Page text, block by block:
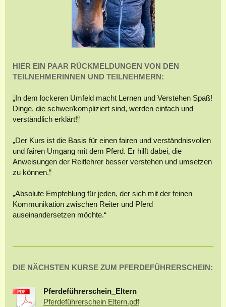
HIER EIN PAAR RÜCKMELDUNGEN VON DEN
TEILNEHMERINNEN UND TEILNEHMERN:
„In dem lockeren Umfeld macht Lernen und Verstehen Spaß!
Dinge, die schwer/kompliziert sind, werden einfach und
verständlich erklärt!“
„Der Kurs ist die Basis für einen fairen und verständnisvollen
und fairen Umgang mit dem Pferd. Er hilft dabei, die
Anweisungen der Reitlehrer besser verstehen und umsetzen
zu können.“
„Absolute Empfehlung für jeden, der sich mit der feinen
Kommunikation zwischen Reiter und Pferd
auseinandersetzen möchte.“
DIE NÄCHSTEN KURSE ZUM PFERDEFÜHRERSCHEIN:
Pferdeführerschein_Eltern
Pferdeführerschein Eltern.pdf